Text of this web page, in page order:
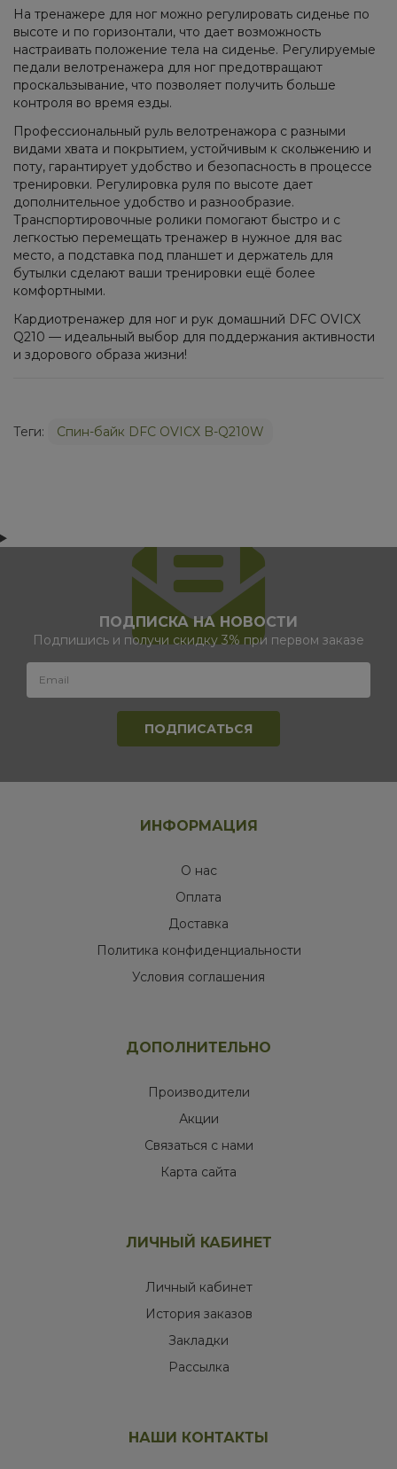
На тренажере для ног можно регулировать сиденье по
высоте и по горизонтали, что дает возможность
настраивать положение тела на сиденье. Регулируемые
педали велотренажера для ног предотвращают
проскальзывание, что позволяет получить больше
контроля во время езды.
Профессиональный руль велотренажора с разными
видами хвата и покрытием, устойчивым к скольжению и
поту, гарантирует удобство и безопасность в процессе
тренировки. Регулировка руля по высоте дает
дополнительное удобство и разнообразие.
Транспортировочные ролики помогают быстро и с
легкостью перемещать тренажер в нужное для вас
место, а подставка под планшет и держатель для
бутылки сделают ваши тренировки ещё более
комфортными.
Кардиотренажер для ног и рук домашний DFC OVICX
Q210 — идеальный выбор для поддержания активности
и здорового образа жизни!
Теги: Спин-байк DFC OVICX B-Q210W
ПОДПИСКА НА НОВОСТИ
Подпишись и получи скидку 3% при первом заказе
ИНФОРМАЦИЯ
О нас
Оплата
Доставка
Политика конфиденциальности
Условия соглашения
ДОПОЛНИТЕЛЬНО
Производители
Акции
Связаться с нами
Карта сайта
ЛИЧНЫЙ КАБИНЕТ
Личный кабинет
История заказов
Закладки
Рассылка
НАШИ КОНТАКТЫ